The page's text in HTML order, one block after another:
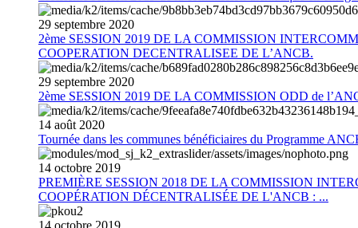
29 septembre 2020
2ème SESSION 2019 DE LA COMMISSION
COOPERATION DECENTRALISEE DE L’ANCB.
29 septembre 2020
2ème SESSION 2019 DE LA COMMISSION ODD de
14 août 2020
Tournée dans les communes bénéficiaires du Programme
14 octobre 2019
PREMIÈRE SESSION 2018 DE LA COMMISSION
COOPÉRATION DÉCENTRALISÉE DE L'ANCB : ...
14 octobre 2019